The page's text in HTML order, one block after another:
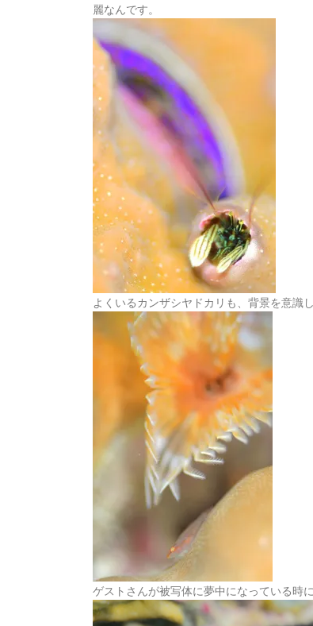
麗なんです。
よくいるカンザシヤドカリも、背景を意識
ゲストさんが被写体に夢中になっている時